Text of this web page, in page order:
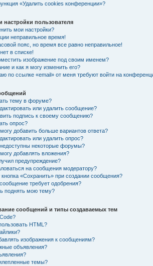
«Удалить cookies конференции»?
настройки пользователя
мои настройки?
неправильное время!
пояс, но время все равно неправильное!
в списке!
изображение под своим именем?
и как я могу изменить его?
по ссылке «email» от меня требуют войти на
тему в форуме?
или удалить сообщение?
подпись к своему сообщению?
опрос?
добавить больше вариантов ответа?
или удалить опрос?
некоторые форумы?
добавлять вложения?
предупреждение?
на сообщения модератору?
кнопка «Сохранить» при создании сообщения?
требует одобрения?
поднять мою тему?
сообщений и типы создаваемых тем
HTML?
изображения к сообщениям?
объявления?
темы?